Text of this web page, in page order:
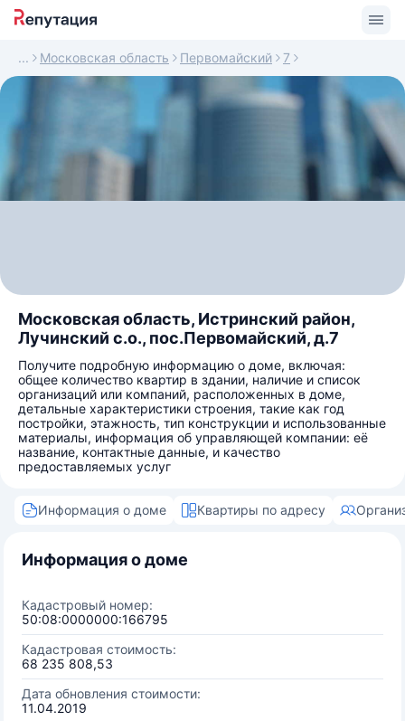
Московская область Первомайский 7
Московская область, Истринский район,
Лучинский с.о., пос.Первомайский, д.7
Получите подробную информацию о доме, включая:
общее количество квартир в здании, наличие и список
организаций или компаний, расположенных в доме,
детальные характеристики строения, такие как год
постройки, этажность, тип конструкции и использованные
материалы, информация об управляющей компании: её
название, контактные данные, и качество
предоставляемых услуг
Информация о доме Квартиры по адресу
Информация о доме
Кадастровый номер:
50:08:0000000:166795
Кадастровая стоимость:
68 235 808,53
Дата обновления стоимости:
11.04.2019